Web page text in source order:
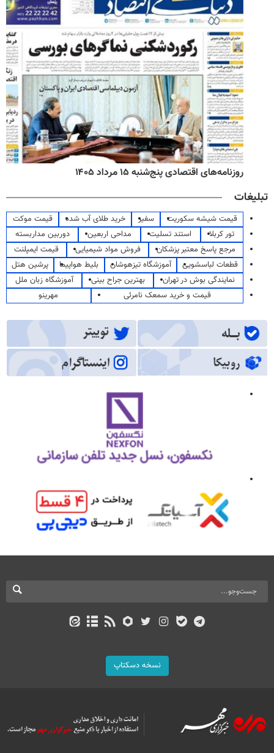
روزنامه‌های اقتصادی پنج‌شنبه ۱۵ مرداد ۱۴۰۵
تبلیغات
قیمت شیشه سکوریت سفیر خرید طلای آب شده
قیمت موکت
تور کربلا
استند تسلیت مداحی اربعین
دوربین مداربسته
مرجع پاسخ معتبر پزشکان
فروش مواد شیمیایی
قیمت ایمپلنت
قطعات لباسشویی
آموزشگاه تیزهوشان بلیط هواپیما
پرشین هتل
نمایندگی بوش در تهران
بهترین جراح بینی
آموزشگاه زبان ملل
قیمت و خرید سمعک نامرئی
مهرینو
نسخه دسکتاپ